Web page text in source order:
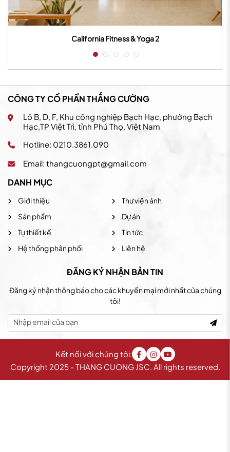
California Fitness & Yoga 2
CÔNG TY CỔ PHẦN THẮNG CƯỜNG
Lô B, D, F, Khu công nghiệp Bạch Hạc, phường Bạch
Hạc,TP Việt Trì, tỉnh Phú Thọ, Việt Nam
Hotline: 0210.3861.090
Email: thangcuongpt@gmail.com
DANH MỤC
Giới thiệu
Sản phẩm
Tự thiết kế
Hệ thống phân phối
Thư viện ảnh
Dự án
Tin tức
Liên hệ
ĐĂNG KÝ NHẬN BẢN TIN
Đăng ký nhận thông báo cho các khuyến mại mới nhất của chúng
tôi!
Copyright 2025 - THANG CUONG JSC. All rights reserved.
Kết nối với chúng tôi: